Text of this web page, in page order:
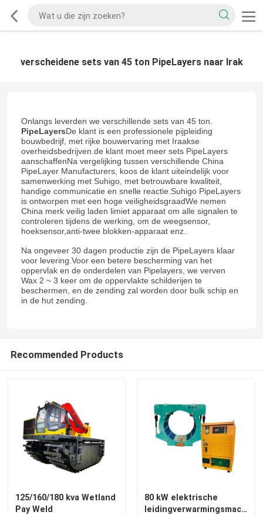
verscheidene sets van 45 ton PipeLayers naar Irak
Onlangs leverden we verschillende sets van 45 ton.
PipeLayersDe klant is een professionele pijpleiding
bouwbedrijf, met rijke bouwervaring met Iraakse
overheidsbedrijven.de klant moet meer sets PipeLayers
aanschaffenNa vergelijking tussen verschillende China
PipeLayer Manufacturers, koos de klant uiteindelijk voor
samenwerking met Suhigo, met betrouwbare kwaliteit,
handige communicatie en snelle reactie.Suhigo PipeLayers
is ontworpen met een hoge veiligheidsgraadWe nemen
China merk veilig laden limiet apparaat om alle signalen te
controleren tijdens de werking, om de weegsensor,
hoeksensor,anti-twee blokken-apparaat enz..
Na ongeveer 30 dagen productie zijn de PipeLayers klaar
voor levering.Voor een betere bescherming van het
oppervlak en de onderdelen van Pipelayers, we verven
Wax 2 ~ 3 keer om de oppervlakte schilderijen te
beschermen, en de zending zal worden door bulk schip en
in de hut zending.
Recommended Products
125/160/180 kva Wetland
Pay Weld
80 kW elektrische
leidingverwarmingsmachine